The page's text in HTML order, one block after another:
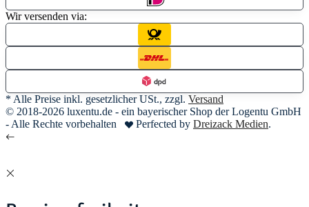
Wir versenden via:
* Alle Preise inkl. gesetzlicher USt., zzgl. Versand
© 2018-2026 luxentu.de - ein bayerischer Shop der Logentu GmbH
- Alle Rechte vorbehalten
Perfected by Dreizack Medien.